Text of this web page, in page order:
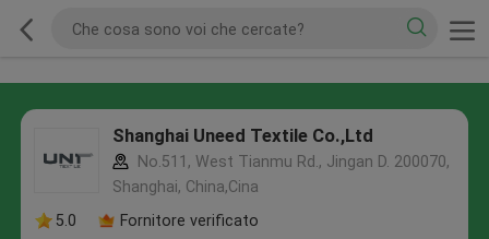
Shanghai Uneed Textile Co.,Ltd
No.511, West Tianmu Rd., Jingan D. 200070,
Shanghai, China,Cina
5.0
Fornitore verificato